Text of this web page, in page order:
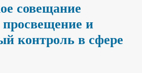
совещание
и
контроль в сфере